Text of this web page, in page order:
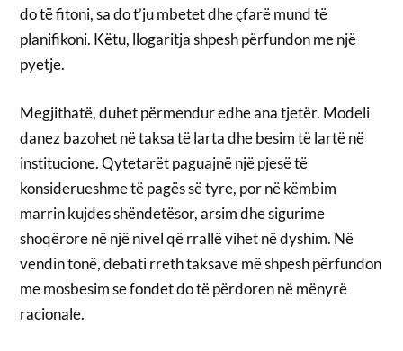
do të fitoni, sa do t’ju mbetet dhe çfarë mund të
planifikoni. Këtu, llogaritja shpesh përfundon me një
pyetje.
Megjithatë, duhet përmendur edhe ana tjetër. Modeli
danez bazohet në taksa të larta dhe besim të lartë në
institucione. Qytetarët paguajnë një pjesë të
konsiderueshme të pagës së tyre, por në këmbim
marrin kujdes shëndetësor, arsim dhe sigurime
shoqërore në një nivel që rrallë vihet në dyshim. Në
vendin tonë, debati rreth taksave më shpesh përfundon
me mosbesim se fondet do të përdoren në mënyrë
racionale.